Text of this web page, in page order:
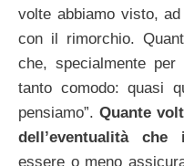
volte abbiamo visto,
con il rimorchio.
che, specialmente per
tanto comodo: quasi
pensiamo”. Quante
dell’eventualità
essere o meno